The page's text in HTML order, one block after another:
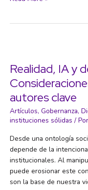
comunidades
autónomas
Realidad, IA y
autores clave
Artículos, Gobernanza,
instituciones sólidas / Por
Desde una ontología
depende de la
institucionales. Al
puede erosionar este
son la base de nuestra